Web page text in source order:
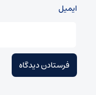
ایمیل